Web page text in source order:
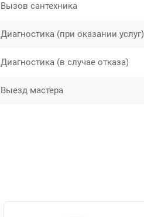
Вызов сантехника
Диагностика (при оказании услуг)
Диагностика (в случае отказа)
Выезд мастера